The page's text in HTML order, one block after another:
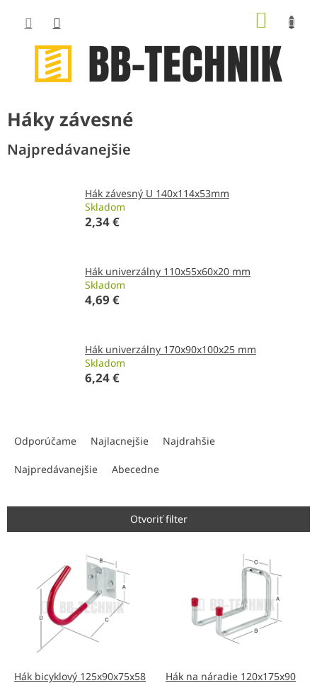
obsah
Háky závesné
Najpredávanejšie
Hák závesný U 140x114x53mm
Skladom
2,34 €
Hák univerzálny 110x55x60x20 mm
Skladom
4,69 €
Hák univerzálny 170x90x100x25 mm
Skladom
6,24 €
i
p
Odporúčame Najlacnejšie Najdrahšie
Najpredávanejšie Abecedne
Otvoriť filter
dHák bicyklový 125x90x75x58
Hák na náradie 120x175x90